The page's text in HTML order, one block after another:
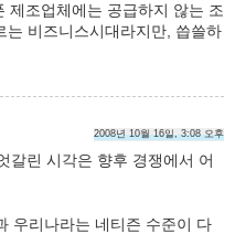
제조업체에는 공급하지 않는 조
비즈니스시대라지만, 씁쓸하
2008년 10월 16일, 3:08 오후
갈린 시각은 향후 경쟁에서 어
우리나라는 네티즌 수준이 다